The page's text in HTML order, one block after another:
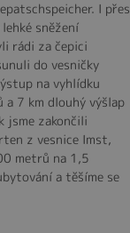
I přes
sněžení
rádi za čepici
do vesničky
na vyhlídku
7 km dlouhý výšlap
jsme zakončili
z vesnice Imst,
metrů na 1,5
a těšíme se